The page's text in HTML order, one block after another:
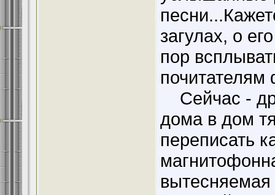
загулах, о
пор
Сейчас -
дома в дом
переписать